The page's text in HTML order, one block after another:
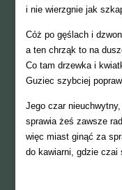
i nie wierzgnie jak
Cóż po gęślach i
a ten chrząk to na
Co tam drzewka i
Guziec szybciej
Jego czar
sprawia żeś zawsze
więc miast ginąć za
do kawiarni, gdzie czai